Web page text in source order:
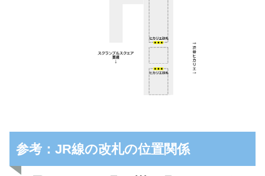
参考：JR線の改札の位置関係